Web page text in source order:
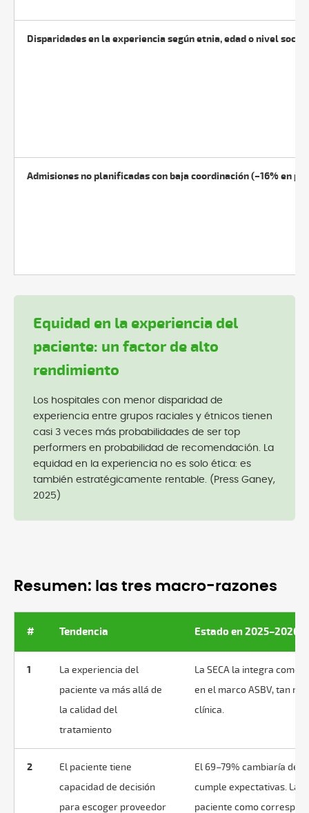
Disparidades en la experiencia según etnia, edad o nivel
Admisiones no planificadas con baja coordinación (–16% en
Equidad en la experiencia del
paciente: un factor de alto
rendimiento
Los hospitales con menor disparidad de
experiencia entre grupos raciales y étnicos tienen
casi 3 veces más probabilidades de ser top
performers en probabilidad de recomendación. La
equidad en la experiencia no es solo ética: es
también estratégicamente rentable. (Press Ganey,
2025)
Resumen: las tres macro-razones
# Tendencia Estado en 2025–2026
1
La experiencia del
paciente va más allá de
la calidad del
tratamiento
La SECA la integra como
en el marco ASBV, tan
clínica.
2
El paciente tiene
capacidad de decisión
para escoger proveedor
El 69–79% cambiaría de
cumple expectativas. La
paciente como